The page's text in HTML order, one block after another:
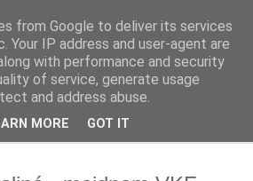
from Google to deliver its services
Your IP address and user-agent are
with performance and security
of service, generate usage
and address abuse.
MORE GOT IT